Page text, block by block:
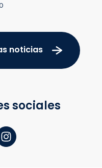
noticias
sociales